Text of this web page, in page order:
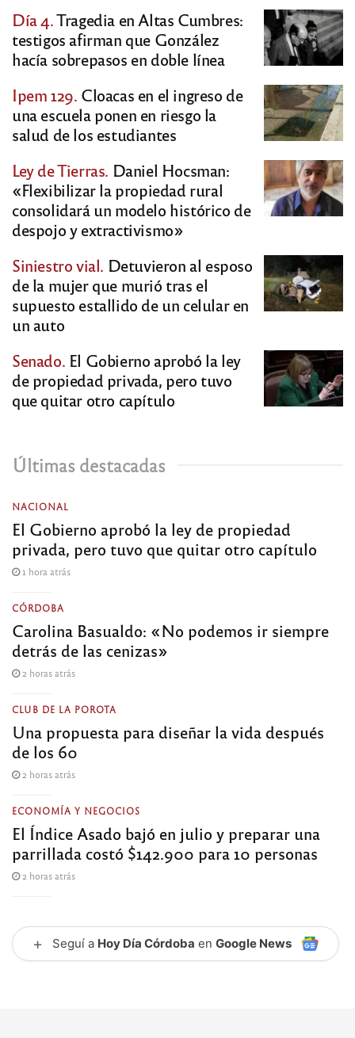
Día 4.Tragedia en Altas Cumbres:
testigos afirman que González
hacía sobrepasos en doble línea
Ipem 129. Cloacas en el ingreso de
una escuela ponen en riesgo la
salud de los estudiantes
Ley de Tierras. Daniel Hocsman:
«Flexibilizar la propiedad rural
consolidará un modelo histórico de
despojo y extractivismo»
Siniestro vial. Detuvieron al esposo
de la mujer que murió tras el
supuesto estallido de un celular en
un auto
Senado. El Gobierno aprobó la ley
de propiedad privada, pero tuvo
que quitar otro capítulo
Últimas destacadas
NACIONAL
El Gobierno aprobó la ley de propiedad
privada, pero tuvo que quitar otro capítulo
1 hora atrás
CÓRDOBA
Carolina Basualdo: «No podemos ir siempre
detrás de las cenizas»
2 horas atrás
CLUB DE LA POROTA
Una propuesta para diseñar la vida después
de los 60
2 horas atrás
ECONOMÍA Y NEGOCIOS
El Índice Asado bajó en julio y preparar una
parrillada costó $142.900 para 10 personas
2 horas atrás
+ Seguí a Hoy Día Córdoba en Google News